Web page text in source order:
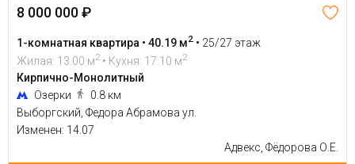
8 000 000 ₽
1-комнатная квартира • 40.19 м2 • 25/27 этаж
Жилая: 13.00 м2 • Кухня: 17.10 м2
Кирпично-Монолитный
Озерки
0.8 км
Выборгский, Федора Абрамова ул.
Изменен: 14.07
Адвекс, Фёдорова О.Е.